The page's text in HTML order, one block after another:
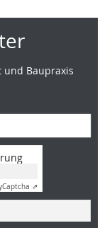
und Baupraxis
Captcha ⇗